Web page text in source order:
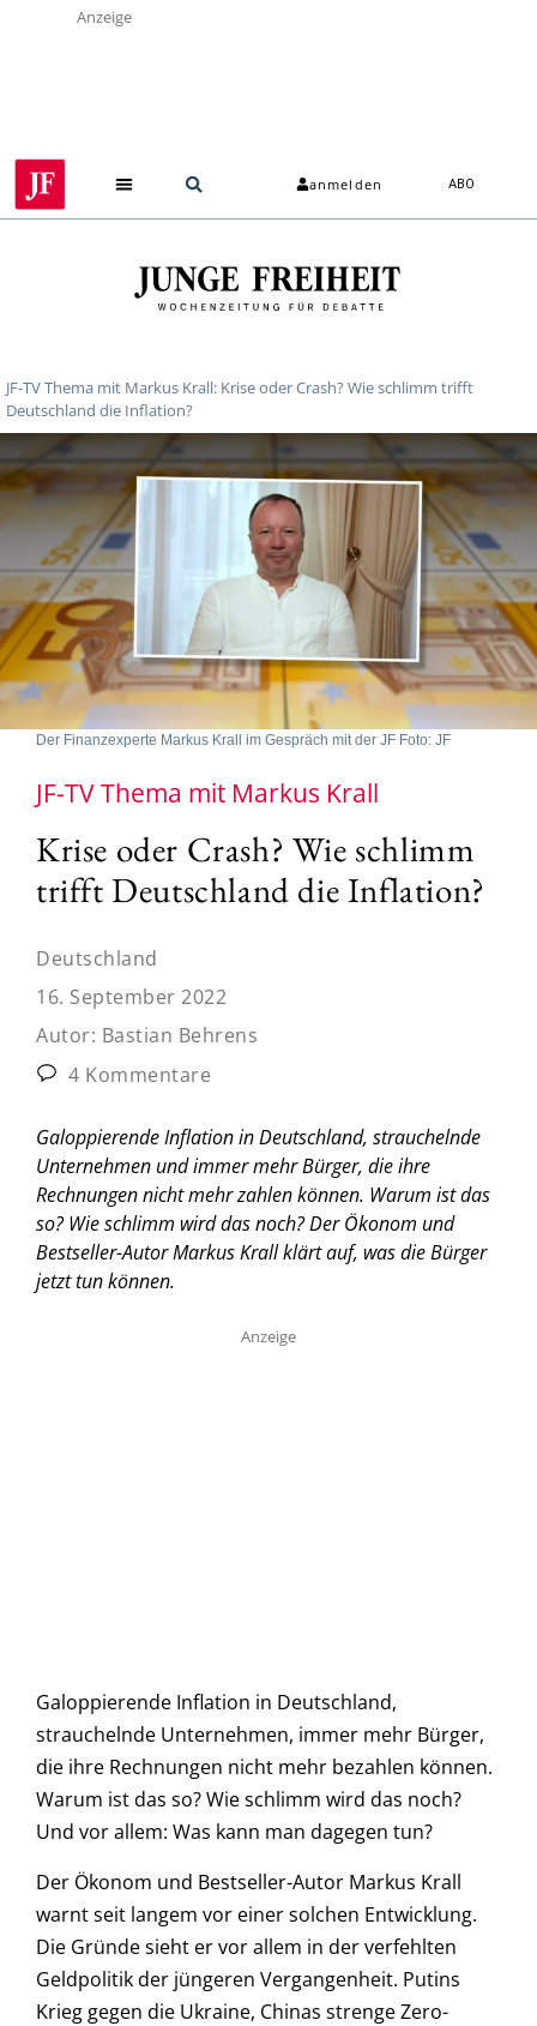
Anzeige
anmelden ABO
JF-TV Thema mit Markus Krall: Krise oder Crash? Wie schlimm trifft
Deutschland die Inflation?
Der Finanzexperte Markus Krall im Gespräch mit der JF Foto: JF
JF-TV Thema mit Markus Krall
Krise oder Crash? Wie schlimm
trifft Deutschland die Inflation?
Deutschland
16. September 2022
Autor: Bastian Behrens
4 Kommentare
Galoppierende Inflation in Deutschland, strauchelnde
Unternehmen und immer mehr Bürger, die ihre
Rechnungen nicht mehr zahlen können. Warum ist das
so? Wie schlimm wird das noch? Der Ökonom und
Bestseller-Autor Markus Krall klärt auf, was die Bürger
jetzt tun können.
Anzeige
Galoppierende Inflation in Deutschland,
strauchelnde Unternehmen, immer mehr Bürger,
die ihre Rechnungen nicht mehr bezahlen können.
Warum ist das so? Wie schlimm wird das noch?
Und vor allem: Was kann man dagegen tun?
Der Ökonom und Bestseller-Autor Markus Krall
warnt seit langem vor einer solchen Entwicklung.
Die Gründe sieht er vor allem in der verfehlten
Geldpolitik der jüngeren Vergangenheit. Putins
Krieg gegen die Ukraine, Chinas strenge Zero-